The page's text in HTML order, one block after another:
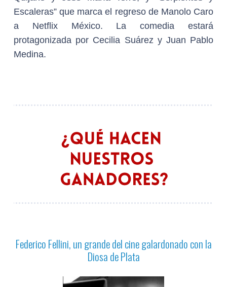
Escaleras” que marca el regreso de Manolo Caro
a Netflix México. La comedia estará
protagonizada por Cecilia Suárez y Juan Pablo
Medina.
Federico Fellini, un grande del cine galardonado con la
Diosa de Plata